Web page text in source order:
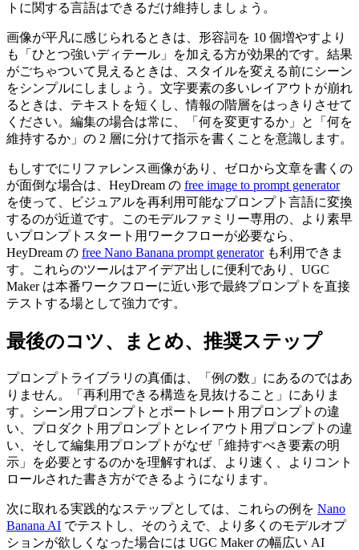
トに関する言語はできるだけ維持しましょう。
画像が平凡に感じられるときは、形容詞を 10 個増やすより
も「ひとつ強いディテール」を加える方が効果的です。結果
がごちゃついて見えるときは、スタイルを変える前にシーン
をシンプルにしましょう。文字要素の多いレイアウトが崩れ
るときは、テキストを短くし、情報の階層をはっきりさせて
ください。編集の場合は常に、「何を変更するか」と「何を
維持するか」の 2 層に分けて指示を書くことを意識します。
もしすでにリファレンス画像があり、ゼロから文章を書くの
が面倒な場合は、HeyDream の free image to prompt generator
を使って、ビジュアルを再利用可能なプロンプト言語に変換
するのが近道です。このモデルファミリー専用の、より素早
いプロンプトスタート用ワークフローが必要なら、
HeyDream の free Nano Banana prompt generatorも利用できま
す。これらのツールはアイデア出しに便利であり、UGC
Maker は本番ワークフローに近い形で最終プロンプトを直接
テストする場として強力です。
最後のコツ、まとめ、推奨ステップ
プロンプトライブラリの真価は、「例の数」にあるのではあ
りません。「再利用できる構造を見抜けること」にありま
す。シーン用プロンプトとポートレート用プロンプトの違
い、プロダクト用プロンプトとレイアウト用プロンプトの違
い、そして編集用プロンプトがなぜ「維持すべき要素の明
示」を必要とするのかを理解すれば、より速く、よりコント
ロールされた書き方ができるようになります。
次に取れる実践的なステップとしては、これらの例を Nano
Banana AI でテストし、そのうえで、より多くのモデルオプ
ションが欲しくなった場合には UGC Maker の幅広い AI